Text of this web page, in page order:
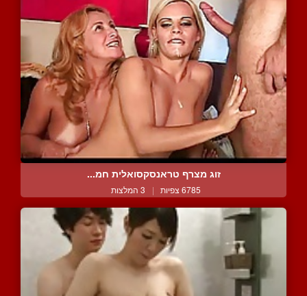
זוג מצרף טראנסקסואלית חמ...
6785 צפיות | 3 המלצות